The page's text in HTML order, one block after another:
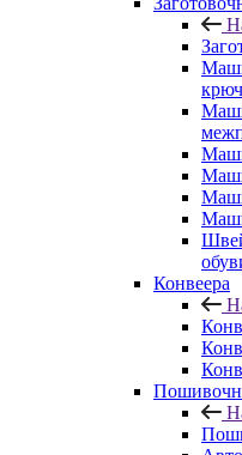
Конвеера